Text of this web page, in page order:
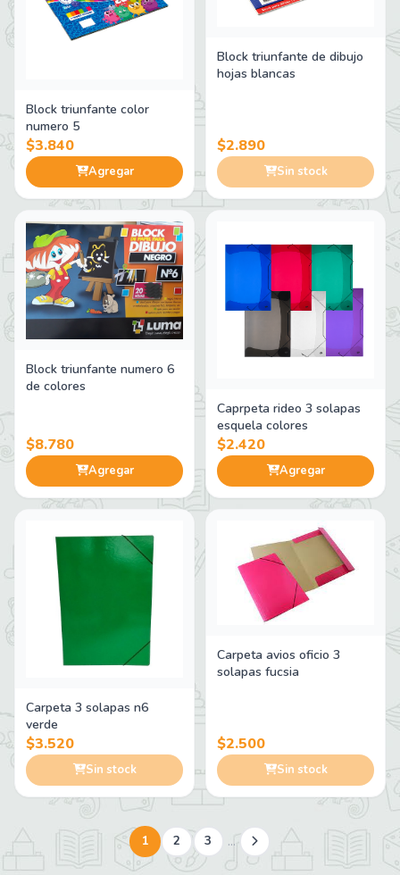
Block triunfante color
numero 5
$3.840
Agregar
Block triunfante de dibujo
hojas blancas
$2.890
Sin stock
Block triunfante numero 6
de colores
$8.780
Agregar
Caprpeta rideo 3 solapas
esquela colores
$2.420
Agregar
Carpeta 3 solapas n6
verde
$3.520
Sin stock
Carpeta avios oficio 3
solapas fucsia
$2.500
Sin stock
1 2 3 ...